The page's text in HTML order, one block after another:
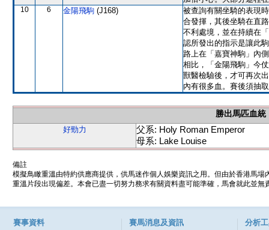
10 6 金陽飛駒 (J168)
被查詢有關坐騎的表現
合發揮，其後坐騎在直
不利處境，並在持續在
認所發出的指示是讓此
路上在「嘉寶神駒」內
相比，「金陽飛駒」今
獸醫檢驗後，才可再次
內有很多血。賽後須抽
勝出馬匹血統
好勁力
父系: Holy Roman Emperor
母系: Lake Louise
備註
模擬鳥瞰重溫由特約供應商提供，供馬迷作個人娛樂資訊之用。但由於香港馬
重溫片段出現偏差。本會已盡一切努力務求有關資料盡可能準確，馬會就此並
賽事資料 賽馬消息及資訊 分析